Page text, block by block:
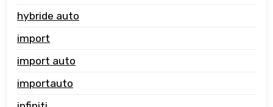
hybride auto
import
import auto
importauto